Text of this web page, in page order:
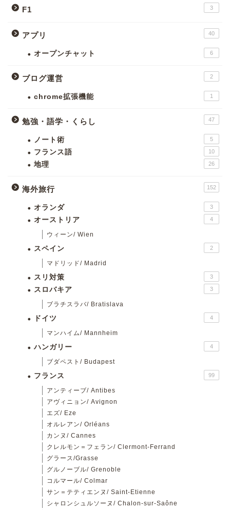
F1 3
アプリ 40
オープンチャット 6
ブログ運営 2
chrome拡張機能 1
勉強・語学・くらし 47
ノート術 5
フランス語 10
地理 26
海外旅行 152
オランダ 3
オーストリア 4
ウィーン/ Wien
スペイン 2
マドリッド/ Madrid
スリ対策 3
スロバキア 3
ブラチスラバ/ Bratislava
ドイツ 4
マンハイム/ Mannheim
ハンガリー 4
ブダペスト/ Budapest
フランス 99
アンティーブ/ Antibes
アヴィニョン/ Avignon
エズ/ Eze
オルレアン/ Orléans
カンヌ/ Cannes
クレルモン＝フェラン/ Clermont-Ferrand
グラース/Grasse
グルノーブル/ Grenoble
コルマール/ Colmar
サン＝テティエンヌ/ Saint-Etienne
シャロンシュルソーヌ/ Chalon-sur-Saône